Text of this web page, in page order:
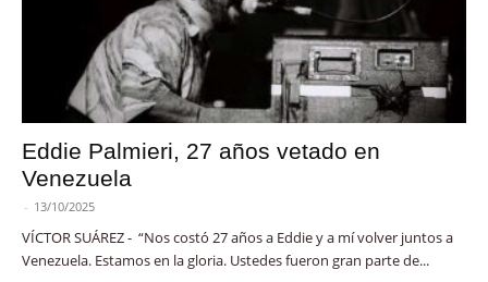
Eddie Palmieri, 27 años vetado en
Venezuela
- 13/10/2025
VÍCTOR SUÁREZ - “Nos costó 27 años a Eddie y a mí volver juntos a
Venezuela. Estamos en la gloria. Ustedes fueron gran parte de...